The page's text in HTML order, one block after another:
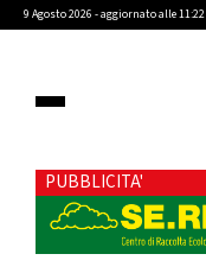
9 Agosto 2026 - aggiornato alle 11:22
PUBBLICITA'